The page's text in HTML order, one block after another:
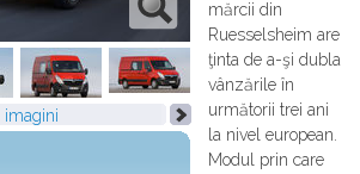
imagini
mărcii din
Ruesselsheim are
ţinta de a-şi dubla
vânzările în
următorii trei ani
la nivel european.
Modul prin care